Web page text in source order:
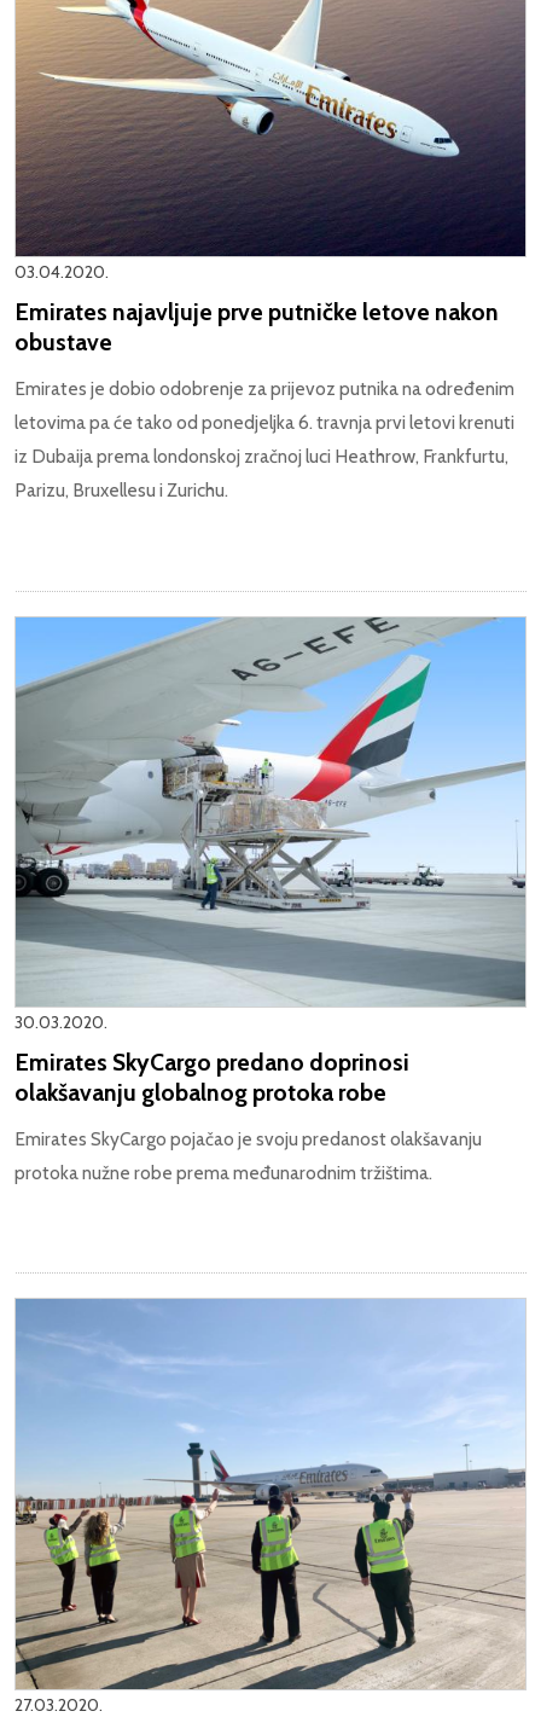
03.04.2020.
Emirates najavljuje prve putničke letove nakon
obustave
Emirates je dobio odobrenje za prijevoz putnika na određenim
letovima pa će tako od ponedjeljka 6. travnja prvi letovi krenuti
iz Dubaija prema londonskoj zračnoj luci Heathrow, Frankfurtu,
Parizu, Bruxellesu i Zurichu.
30.03.2020.
Emirates SkyCargo predano doprinosi
olakšavanju globalnog protoka robe
Emirates SkyCargo pojačao je svoju predanost olakšavanju
protoka nužne robe prema međunarodnim tržištima.
27.03.2020.